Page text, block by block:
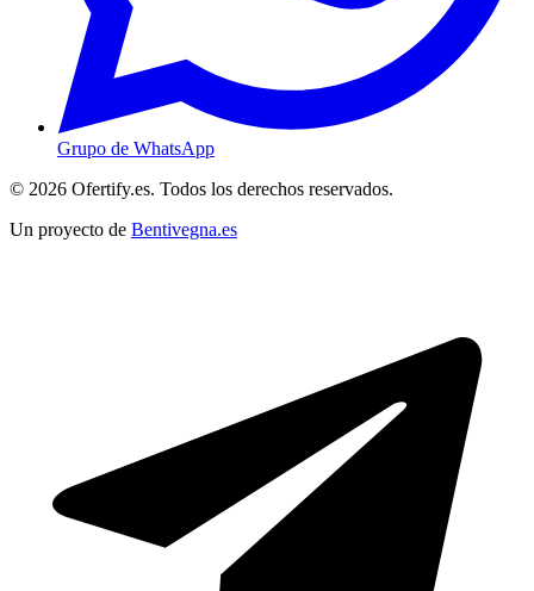
Grupo de WhatsApp
© 2026 Ofertify.es. Todos los derechos reservados.
Un proyecto de Bentivegna.es